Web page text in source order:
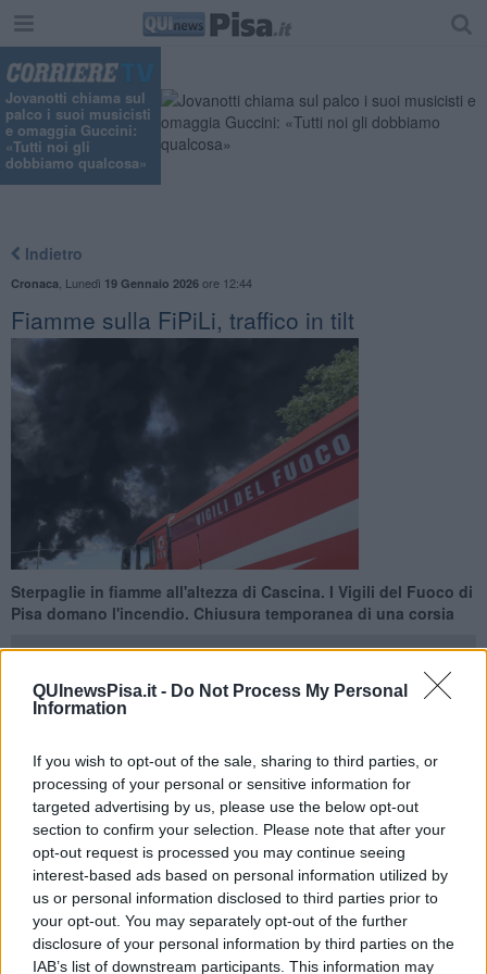
QUInewsPisa.it - Do Not Process My Personal
Information
If you wish to opt-out of the sale, sharing to third parties, or
processing of your personal or sensitive information for
targeted advertising by us, please use the below opt-out
section to confirm your selection. Please note that after your
opt-out request is processed you may continue seeing
interest-based ads based on personal information utilized by
us or personal information disclosed to third parties prior to
your opt-out. You may separately opt-out of the further
disclosure of your personal information by third parties on the
IAB’s list of downstream participants. This information may
Jovanotti chiama sul
palco i suoi musicisti
e omaggia Guccini:
«Tutti noi gli
dobbiamo qualcosa»
Indietro
Cronaca Lunedì 19 Gennaio 2026ore 12:44
Fiamme sulla FiPiLi, traffico in tilt
Sterpaglie in fiamme all'altezza di Cascina. I Vigili del Fuoco di
Pisa domano l'incendio. Chiusura temporanea di una corsia
PISA —
Un incendio di sterpaglie ha interessato nella tarda
mattinata di oggi la SGC FiPiLi, all’altezza del Comune di
Cascina, in direzione mare. L’allarme è scattato poco dopo le 12.
Sul posto è intervenuta una squadra dei Vigili del Fuoco di Pisa,
che ha provveduto a circoscrivere le fiamme e a spegnere il rogo
prima che potesse estendersi ulteriormente.
La colonna di fumo sprigionata dalle fiamme ha causato
disagi alla circolazione, costringendo alla chiusura temporanea di
una corsia e provocando rallentamenti nel traffico. Dopo aver
domato l’incendio, i pompieri hanno proceduto alla bonifica